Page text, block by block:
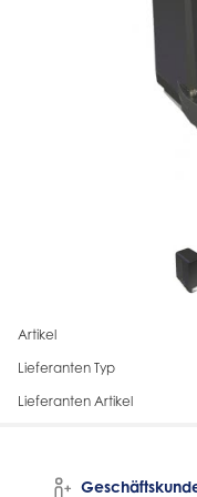
Artikel
Lieferanten Typ
Lieferanten Artikel